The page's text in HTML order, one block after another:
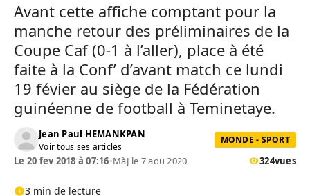
Avant cette affiche comptant pour la
manche retour des préliminaires de la
Coupe Caf (0-1 à l’aller), place à été
faite à la Conf’ d’avant match ce lundi
19 févier au siège de la Fédération
guinéenne de football à Teminetaye.
Jean Paul HEMANKPAN
Voir tous ses articles
MONDE - SPORT
Le 20 fev 2018 à 07:16•MàJ le 7 aou 2020 324vues
3 min de lecture